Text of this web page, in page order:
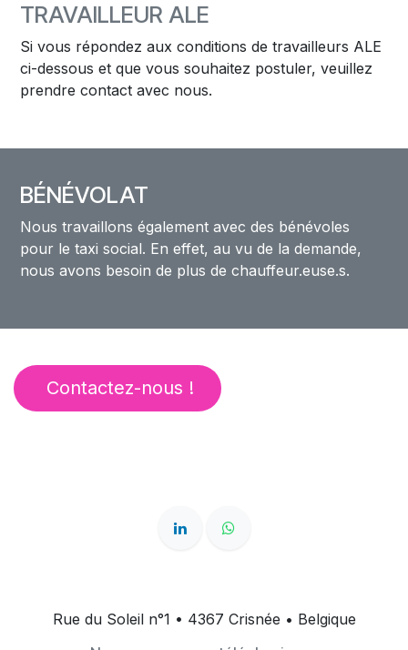
TRAVAILLEUR ALE
Si vous répondez aux conditions de travailleurs ALE
ci-dessous et que vous souhaitez postuler, veuillez
prendre contact avec nous.
BÉNÉVOLAT
Nous travaillons également avec des bénévoles
pour le taxi social. En effet, au vu de la demande,
nous avons besoin de plus de chauffeur.euse.s.
Contact​​ez-nous ​​!
Rue du Soleil n°1 • 4367 Crisnée • Belgique